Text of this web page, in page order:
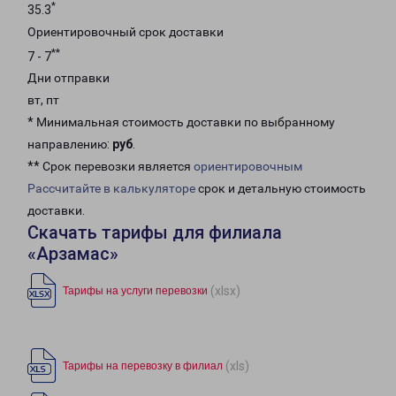
35.3*
Ориентировочный срок доставки
7 - 7**
Дни отправки
вт, пт
* Минимальная стоимость доставки по выбранному
направлению: руб.
** Срок перевозки является ориентировочным
Рассчитайте в калькуляторесрок и детальную стоимость
доставки.
Скачать тарифы для филиала
«Арзамас»
Тарифы на услуги перевозки (xlsx)
Тарифы на перевозку в филиал (xls)